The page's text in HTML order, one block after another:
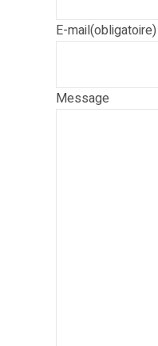
E-mail(obligatoire)
Message